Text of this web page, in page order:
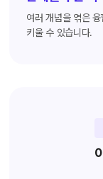
여러 개념을 엮은
키울 수 있습니다.